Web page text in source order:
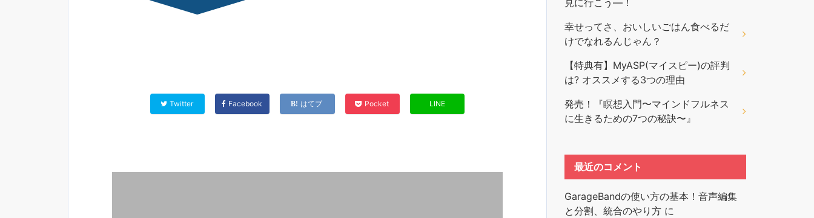
Twitter Facebook はてブ Pocket LINE
見に行こう―！
幸せってさ、おいしいごはん食べるだ
けでなれるんじゃん？
【特典有】MyASP(マイスピー)の評判
は? オススメする3つの理由
発売！『瞑想入門〜マインドフルネス
に生きるための7つの秘訣〜』
最近のコメント
GarageBandの使い方の基本！音声編集
と分割、統合のやり方 に